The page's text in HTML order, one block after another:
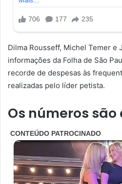
Dilma Rousseff, Michel Temer e
informações da Folha de São
recorde de despesas às
realizadas pelo líder petista.
Os números